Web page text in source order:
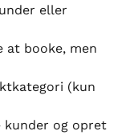
eller
at booke, men
(kun
kunder og opret